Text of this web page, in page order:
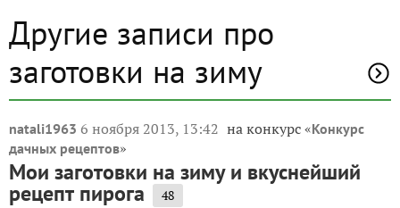
Другие записи про
заготовки на зиму
natali1963 6 ноября 2013, 13:42 на конкурс «Конкурс
дачных рецептов»
Мои заготовки на зиму и вкуснейший
рецепт пирога 48